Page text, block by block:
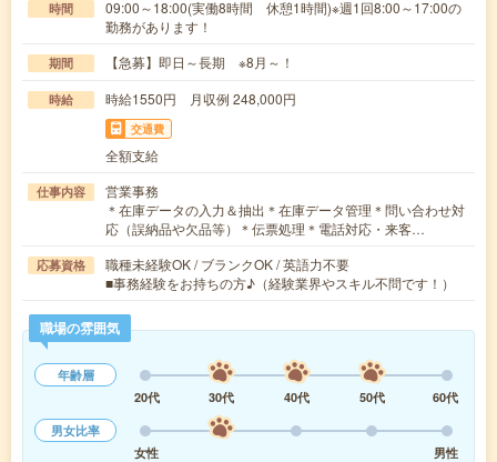
時間
09:00～18:00(実働8時間 休憩1時間)※週1回8:00～17:00の
勤務があります！
期間 【急募】即日～長期 ※8月～！
時給 時給1550円 月収例 248,000円
交通費
全額支給
仕事内容
営業事務
＊在庫データの入力＆抽出＊在庫データ管理＊問い合わせ対
応（誤納品や欠品等）＊伝票処理＊電話対応・来客…
応募資格
職種未経験OK / ブランクOK / 英語力不要
■事務経験をお持ちの方♪（経験業界やスキル不問です！）
職場の雰囲気
年齢層
20代
30代 40代 50代
60代
男女比率
女性
男性